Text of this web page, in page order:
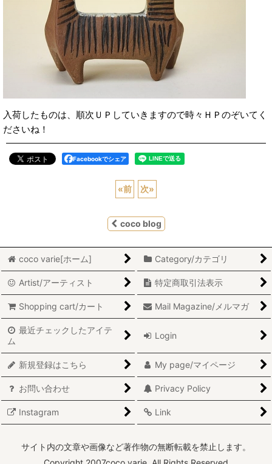
入荷したものは、順次ＵＰしていきますので時々ＨＰのぞいてく
ださいね！
Facebookでシェア
«前 次»
coco blog
coco varie[ホーム] Category/カテゴリ
Artist/アーティスト 特定商取引法表示
Shopping cart/カート Mail Magazine/メルマガ
最近チェックしたアイテ
ム
Login
新規登録はこちら My page/マイページ
お問い合わせ Privacy Policy
Instagram Link
サイト内の文章や画像など著作物の無断転載を禁止します。